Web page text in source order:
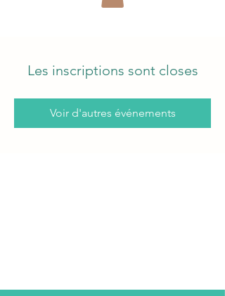
Les inscriptions sont closes
Voir d'autres événements